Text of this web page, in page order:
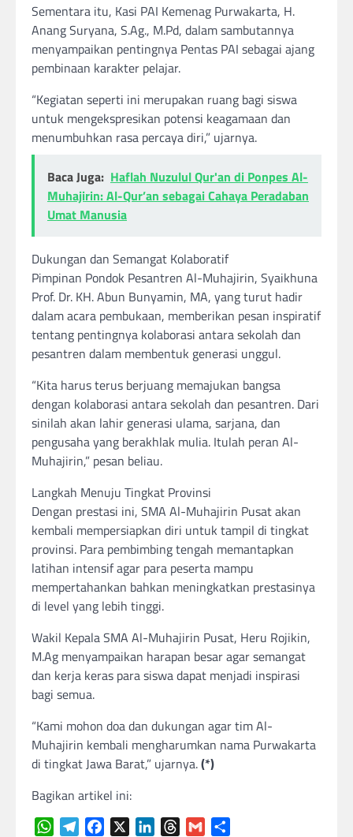
Sementara itu, Kasi PAI Kemenag Purwakarta, H.
Anang Suryana, S.Ag., M.Pd, dalam sambutannya
menyampaikan pentingnya Pentas PAI sebagai ajang
pembinaan karakter pelajar.
“Kegiatan seperti ini merupakan ruang bagi siswa
untuk mengekspresikan potensi keagamaan dan
menumbuhkan rasa percaya diri,” ujarnya.
Baca Juga: Haflah Nuzulul Qur'an di Ponpes Al-
Muhajirin: Al-Qur’an sebagai Cahaya Peradaban
Umat Manusia
Dukungan dan Semangat Kolaboratif
Pimpinan Pondok Pesantren Al-Muhajirin, Syaikhuna
Prof. Dr. KH. Abun Bunyamin, MA, yang turut hadir
dalam acara pembukaan, memberikan pesan inspiratif
tentang pentingnya kolaborasi antara sekolah dan
pesantren dalam membentuk generasi unggul.
“Kita harus terus berjuang memajukan bangsa
dengan kolaborasi antara sekolah dan pesantren. Dari
sinilah akan lahir generasi ulama, sarjana, dan
pengusaha yang berakhlak mulia. Itulah peran Al-
Muhajirin,” pesan beliau.
Langkah Menuju Tingkat Provinsi
Dengan prestasi ini, SMA Al-Muhajirin Pusat akan
kembali mempersiapkan diri untuk tampil di tingkat
provinsi. Para pembimbing tengah memantapkan
latihan intensif agar para peserta mampu
mempertahankan bahkan meningkatkan prestasinya
di level yang lebih tinggi.
Wakil Kepala SMA Al-Muhajirin Pusat, Heru Rojikin,
M.Ag menyampaikan harapan besar agar semangat
dan kerja keras para siswa dapat menjadi inspirasi
bagi semua.
“Kami mohon doa dan dukungan agar tim Al-
Muhajirin kembali mengharumkan nama Purwakarta
di tingkat Jawa Barat,” ujarnya.(*)
Bagikan artikel ini:
WhatsAppTelegramFacebook LinkedInThreads
Gmail